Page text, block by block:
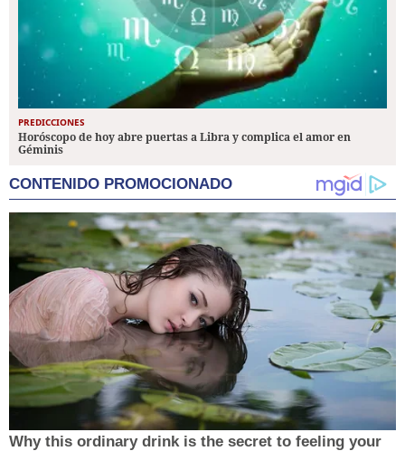
PREDICCIONES
Horóscopo de hoy abre puertas a Libra y complica el amor en
Géminis
CONTENIDO PROMOCIONADO
Why this ordinary drink is the secret to feeling your